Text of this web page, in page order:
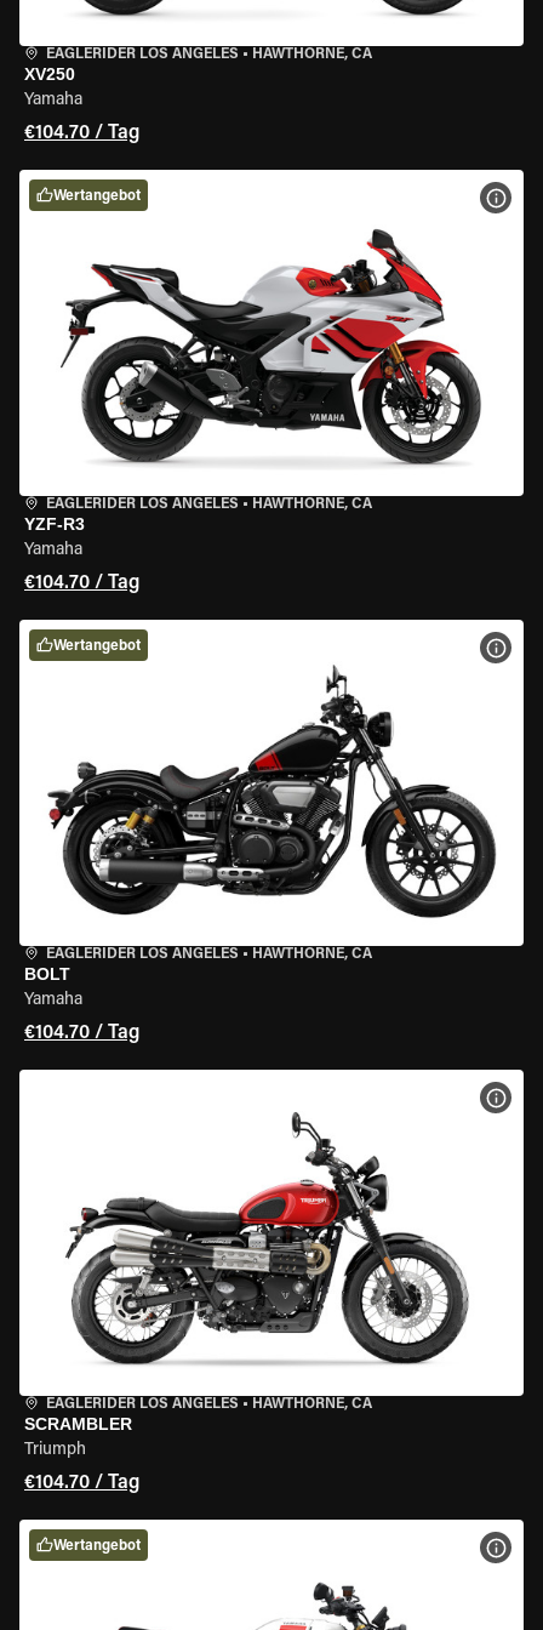
EAGLERIDER LOS ANGELES • HAWTHORNE, CA
XV250
Yamaha
€104.70 / Tag
EAGLERIDER LOS ANGELES • HAWTHORNE, CA
YZF-R3
Yamaha
€104.70 / Tag
Wertangebot
EAGLERIDER LOS ANGELES • HAWTHORNE, CA
BOLT
Yamaha
€104.70 / Tag
Wertangebot
EAGLERIDER LOS ANGELES • HAWTHORNE, CA
SCRAMBLER
Triumph
€104.70 / Tag
Wertangebot